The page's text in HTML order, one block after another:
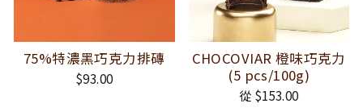
75%特濃黑巧克力排磚
$93.00
CHOCOVIAR 橙味巧克力
(5 pcs/100g)
從 $153.00